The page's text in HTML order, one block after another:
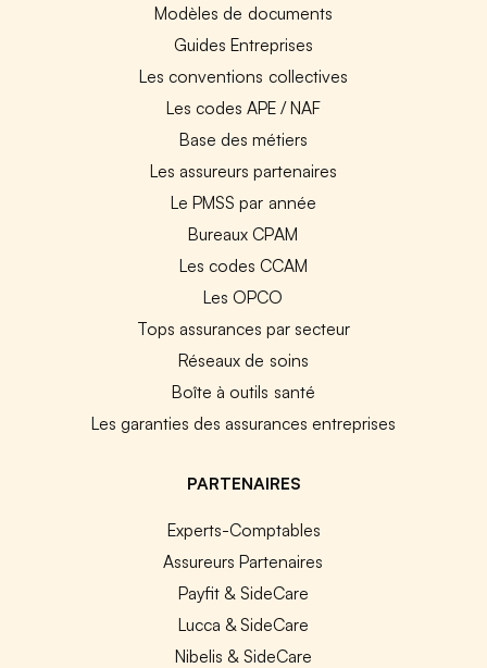
Modèles de documents
Guides Entreprises
Les conventions collectives
Les codes APE / NAF
Base des métiers
Les assureurs partenaires
Le PMSS par année
Bureaux CPAM
Les codes CCAM
Les OPCO
Tops assurances par secteur
Réseaux de soins
Boîte à outils santé
Les garanties des assurances entreprises
PARTENAIRES
Experts-Comptables
Assureurs Partenaires
Payfit & SideCare
Lucca & SideCare
Nibelis & SideCare